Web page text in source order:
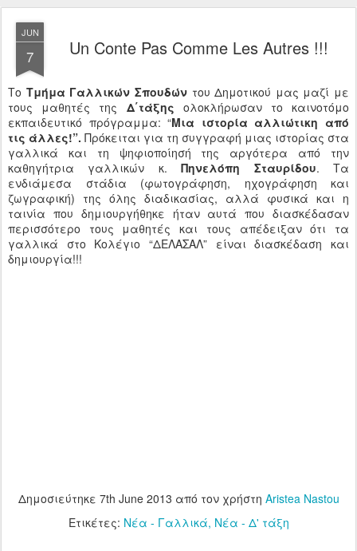
JUN
7 Un Conte Pas Comme Les Autres !!!
Το Τμήμα Γαλλικών Σπουδώντου Δημοτικού μας μαζί με
τους μαθητές της Δ΄τάξης ολοκλήρωσαν το καινοτόμο
εκπαιδευτικό πρόγραμμα: “Μια ιστορία αλλιώτικη από
τις άλλες!”. Πρόκειται για τη συγγραφή μιας ιστορίας στα
γαλλικά και τη ψηφιοποίησή της αργότερα από την
καθηγήτρια γαλλικών κ.Πηνελόπη Σταυρίδου. Τα
ενδιάμεσα στάδια (φωτογράφηση, ηχογράφηση και
ζωγραφική) της όλης διαδικασίας, αλλά φυσικά και η
ταινία που δημιουργήθηκε ήταν αυτά που διασκέδασαν
περισσότερο τους μαθητές και τους απέδειξαν ότι τα
γαλλικά στο Κολέγιο “ΔΕΛΑΣΑΛ” είναι διασκέδαση και
δημιουργία!!!
Δημοσιεύτηκε 7th June 2013 από τον χρήστη Aristea Nastou
Ετικέτες: Νέα - Γαλλικά Νέα - Δ' τάξη